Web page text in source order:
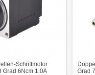
Schrittmotor
Grad 6Ncm 1.0A
Grad